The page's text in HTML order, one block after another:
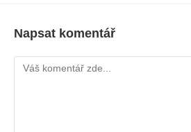
Napsat komentář